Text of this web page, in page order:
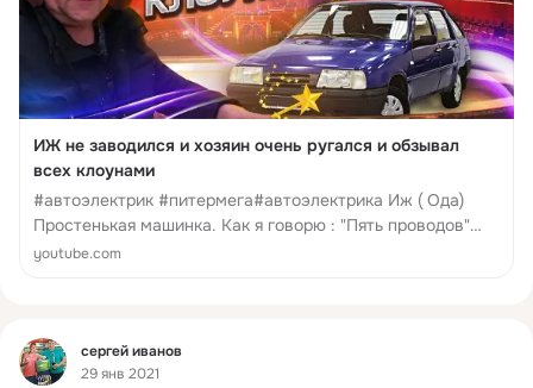
ИЖ не заводился и хозяин очень ругался и обзывал
всех клоунами
#автоэлектрик #питермега#автоэлектрика Иж ( Ода)
Простенькая машинка. Как я говорю : "Пять проводов"
Однажды не завелась. Не сработала дополнительна
youtube.com
Фид
сергей иванов
29 янв 2021